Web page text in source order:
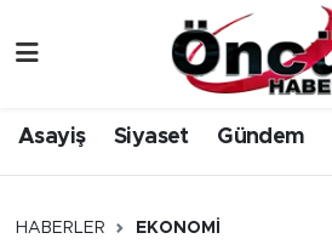
Asayiş Siyaset Gündem
HABERLER EKONOMI
Gündem
Sağlık & Çevre
Düzce Nöbetçi Eczaneler
Düzce Hava Durumu
Düzce Namaz Vakitleri